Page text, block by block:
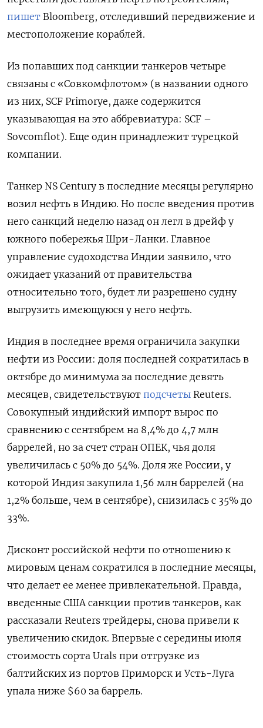
пишет Bloomberg, отследивший передвижение и
местоположение кораблей.
Из попавших под санкции танкеров четыре
связаны с «Совкомфлотом» (в названии одного
из них, SCF Primorye, даже содержится
указывающая на это аббревиатура: SCF –
Sovcomflot). Еще один принадлежит турецкой
компании.
Танкер NS Century в последние месяцы регулярно
возил нефть в Индию. Но после введения против
него санкций неделю назад он легл в дрейф у
южного побережья Шри-Ланки. Главное
управление судоходства Индии заявило, что
ожидает указаний от правительства
относительно того, будет ли разрешено судну
выгрузить имеющуюся у него нефть.
Индия в последнее время ограничила закупки
нефти из России: доля последней сократилась в
октябре до минимума за последние девять
месяцев, свидетельствуют подсчеты Reuters.
Совокупный индийский импорт вырос по
сравнению с сентябрем на 8,4% до 4,7 млн
баррелей, но за счет стран ОПЕК, чья доля
увеличилась с 50% до 54%. Доля же России, у
которой Индия закупила 1,56 млн баррелей (на
1,2% больше, чем в сентябре), снизилась с 35% до
33%.
Дисконт российской нефти по отношению к
мировым ценам сократился в последние месяцы,
что делает ее менее привлекательной. Правда,
введенные США санкции против танкеров, как
рассказали Reuters трейдеры, снова привели к
увеличению скидок. Впервые с середины июля
стоимость сорта Urals при отгрузке из
балтийских из портов Приморск и Усть-Луга
упала ниже $60 за баррель.